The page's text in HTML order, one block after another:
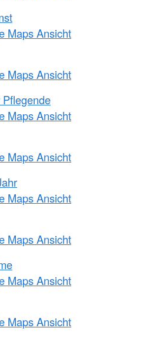
Maps Ansicht
Maps Ansicht
Maps Ansicht
Maps Ansicht
Maps Ansicht
Maps Ansicht
Maps Ansicht
Maps Ansicht